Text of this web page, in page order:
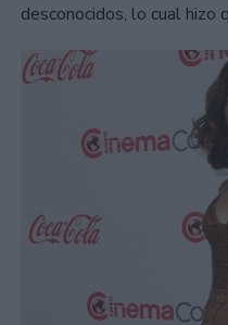
desconocidos, lo cual hizo